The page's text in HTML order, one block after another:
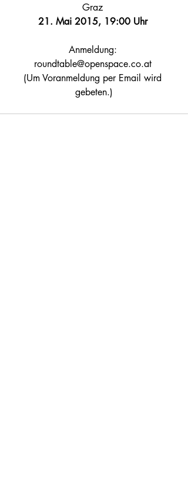
Graz
21. Mai 2015, 19:00 Uhr
Anmeldung:
roundtable@openspace.co.at
(Um Voranmeldung per Email wird
gebeten.)